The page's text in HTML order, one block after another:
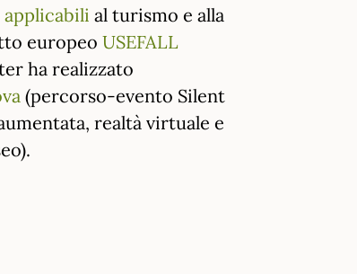
al turismo e alla
europeo USEFALL
ha realizzato
(percorso-evento Silent
realtà virtuale e